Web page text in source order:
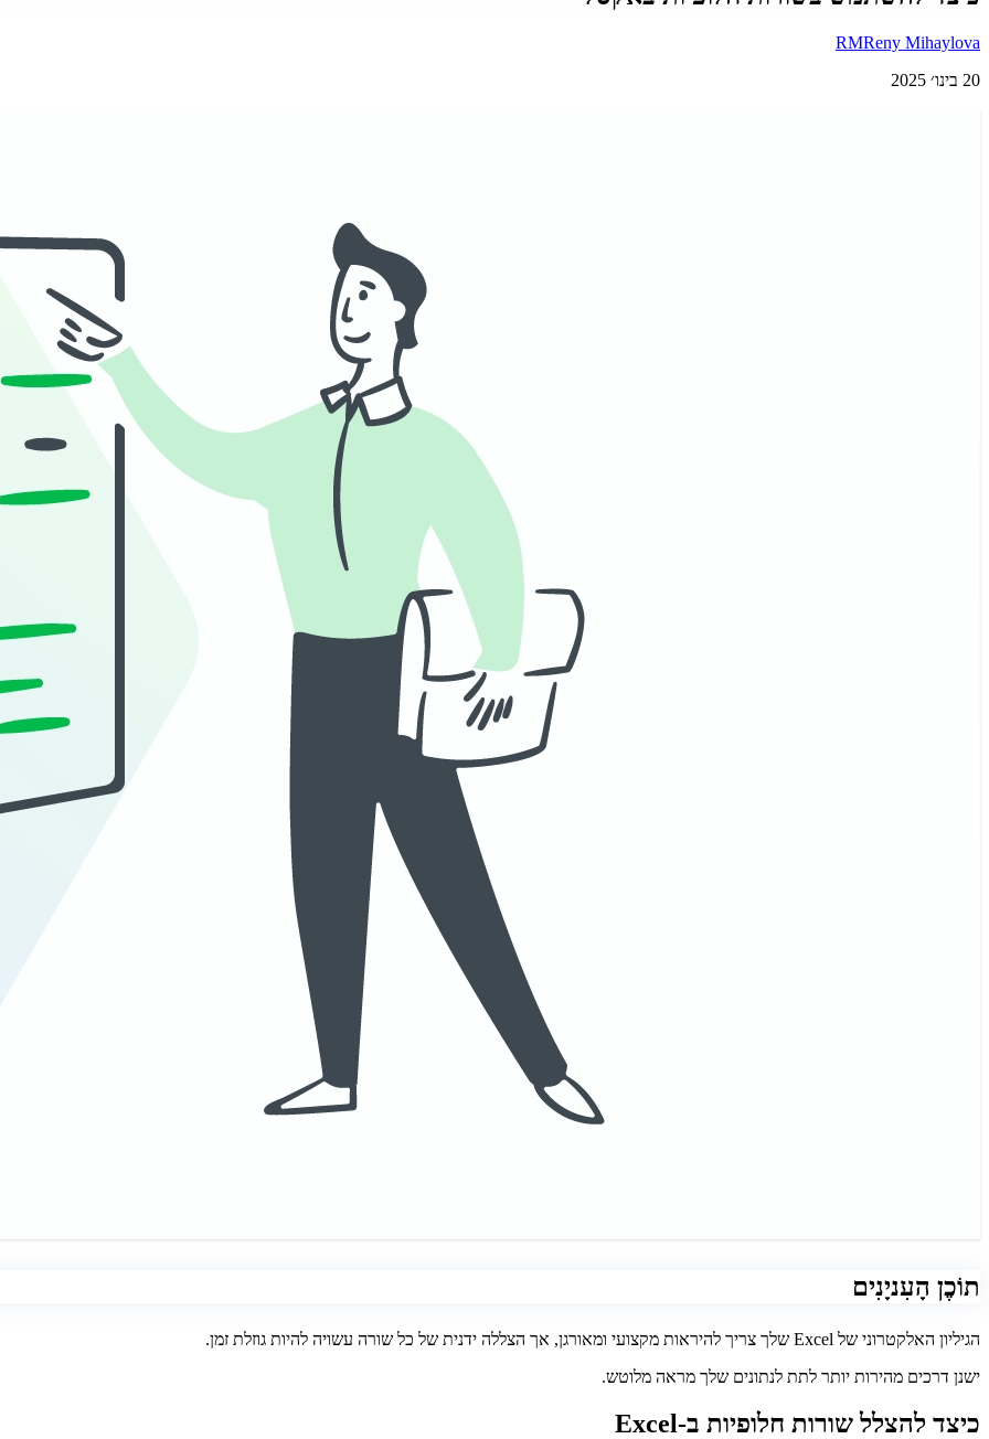
RMReny Mihaylova
20 בינו׳ 2025
תוֹכֶן הָעִניָנִים
הגיליון האלקטרוני של Excel שלך צריך להיראות מקצועי ומאורגן, אך הצללה ידנית של כל שורה עשויה להיות גוזלת זמן.
ישנן דרכים מהירות יותר לתת לנתונים שלך מראה מלוטש.
כיצד להצלל שורות חלופיות ב-Excel